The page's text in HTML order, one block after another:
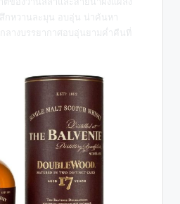
กหวานละมุน อบอุ่น น่าค้นหา
ลางบรรยากาศอบอุ่นยามค่ำคืนที่